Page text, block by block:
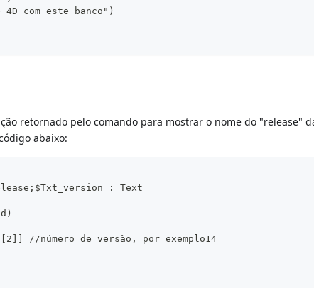
com este banco")
retornado pelo comando para mostrar o nome do "release"
abaixo:
: Text
//número de versão, por exemplo14